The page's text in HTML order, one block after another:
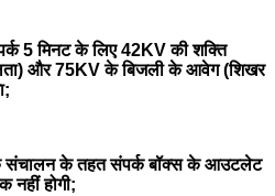
5 मिनट के लिए 42KV की शक्ति
और 75KV के बिजली के आवेग (शिखर
संचालन के तहत संपर्क बॉक्स के आउटलेट
नहीं होगी;